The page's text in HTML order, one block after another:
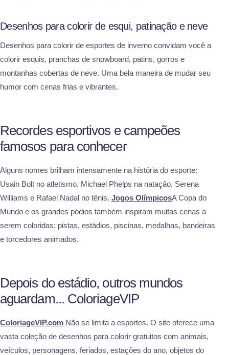
Desenhos para colorir de esqui, patinação e neve
Desenhos para colorir de esportes de inverno convidam você a
colorir esquis, pranchas de snowboard, patins, gorros e
montanhas cobertas de neve. Uma bela maneira de mudar seu
humor com cenas frias e vibrantes.
Recordes esportivos e campeões
famosos para conhecer
Alguns nomes brilham intensamente na história do esporte:
Usain Bolt no atletismo, Michael Phelps na natação, Serena
Williams e Rafael Nadal no tênis. Jogos OlímpicosA Copa do
Mundo e os grandes pódios também inspiram muitas cenas a
serem coloridas: pistas, estádios, piscinas, medalhas, bandeiras
e torcedores animados.
Depois do estádio, outros mundos
aguardam... ColoriageVIP
ColoriageVIP.com Não se limita a esportes. O site oferece uma
vasta coleção de desenhos para colorir gratuitos com animais,
veículos, personagens, feriados, estações do ano, objetos do